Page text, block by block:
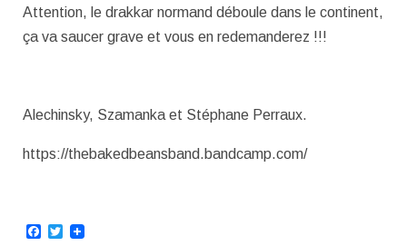
Attention, le drakkar normand déboule dans le continent,
ça va saucer grave et vous en redemanderez !!!
Alechinsky, Szamanka et Stéphane Perraux.
https://thebakedbeansband.bandcamp.com/
Facebook
Twitter